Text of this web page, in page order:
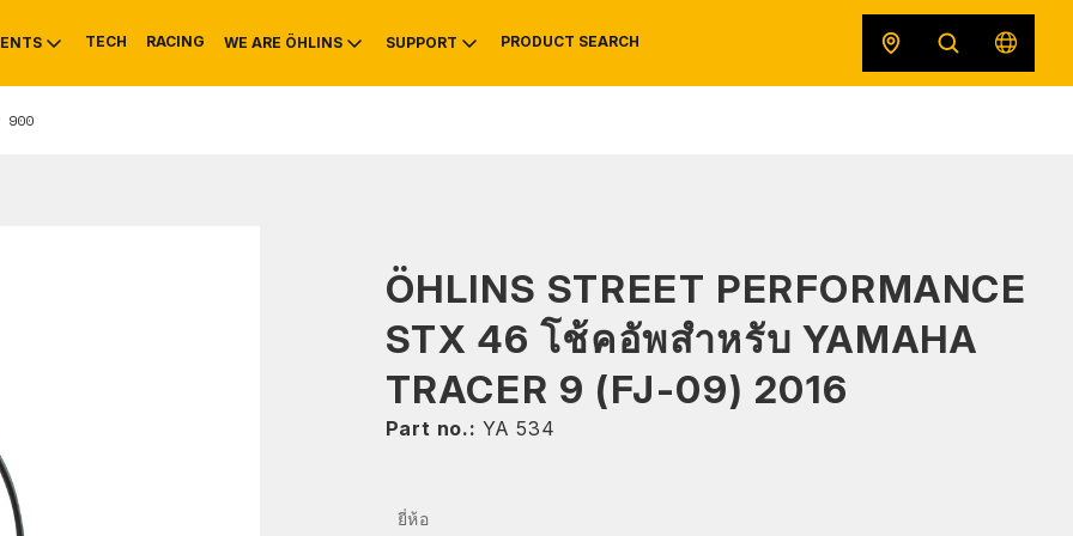
MOUNTAIN BIKE
TECH RACING WE ARE ÖHLINS
HISTORY
SUPPORT
SERVICE INFO & RECALLS
PRODUCT SEARCH
900
ÖHLINS STREET PERFORMANCE
STX 46 โช้คอัพสำหรับ YAMAHA
TRACER 9 (FJ-09) 2016
Part no.: YA 534
ยี่ห้อ